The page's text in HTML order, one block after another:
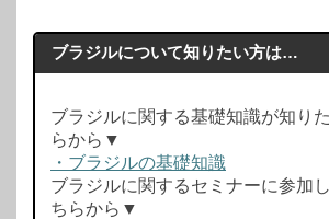
ブラジルについて知りたい方は…
ブラジルに関する基礎知識が知り
らから▼
・ブラジルの基礎知識
ブラジルに関するセミナーに参加
ちらから▼